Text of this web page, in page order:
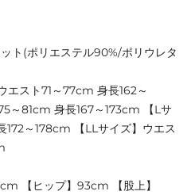
ト(ポリエステル90%/ポリウレタ
エスト71～77cm 身長162～
～81cm 身長167～173cm 【Lサ
～178cm 【LLサイズ】ウエス
【ヒップ】93cm 【股上】